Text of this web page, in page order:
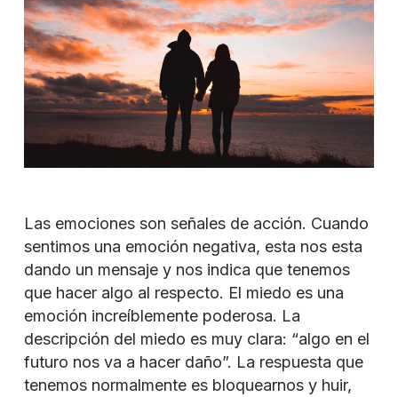
Las emociones son señales de acción. Cuando
sentimos una emoción negativa, esta nos esta
dando un mensaje y nos indica que tenemos
que hacer algo al respecto. El miedo es una
emoción increíblemente poderosa. La
descripción del miedo es muy clara: “algo en el
futuro nos va a hacer daño”. La respuesta que
tenemos normalmente es bloquearnos y huir,